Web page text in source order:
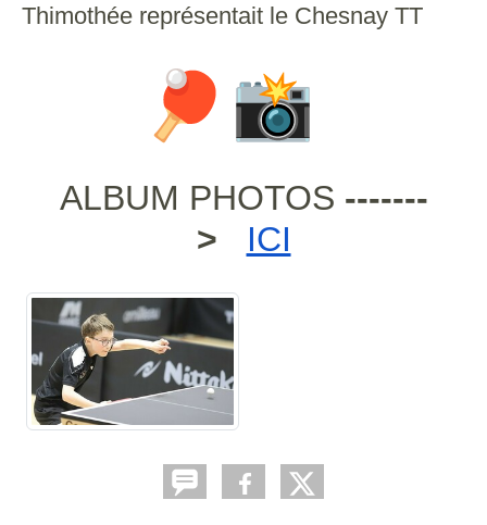
Thimothée représentait le Chesnay TT
ALBUM PHOTOS -------
>
ICI